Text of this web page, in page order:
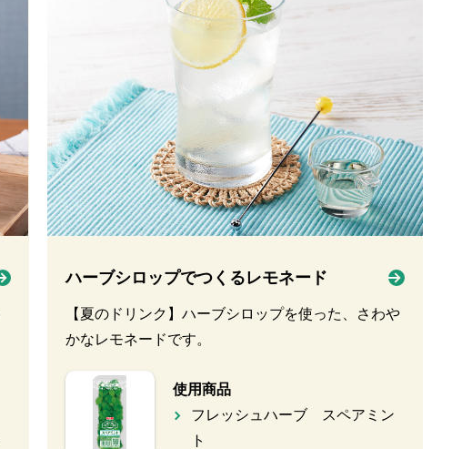
ハーブシロップでつくるレモネード
【夏のドリンク】ハーブシロップを使った、さわや
かなレモネードです。
使用商品
フレッシュハーブ スペアミン
ト